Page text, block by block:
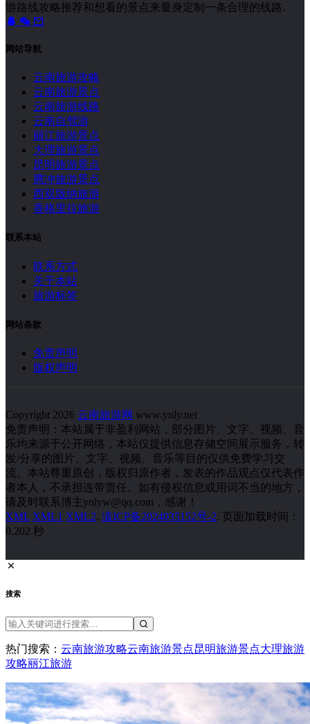
游路线攻略推荐和想看的景点来量身定制一条合理的线路.
网站导航
云南旅游攻略
云南旅游景点
云南旅游线路
云南自驾游
丽江旅游景点
大理旅游景点
昆明旅游景点
腾冲旅游景点
西双版纳旅游
香格里拉旅游
联系本站
联系方式
关于本站
旅游标签
网站条款
免责声明
版权声明
Copyright 2026 云南旅游网 www.ynly.net
免责声明：本站属于非盈利网站，部分图片、文字、视频、音
乐均来源于公开网络，本站仅提供信息存储空间展示服务，转
发/分享的图片、文字、视频、音乐等目的仅供免费学习交
流。本站尊重原创，版权归原作者，发表的作品观点仅代表作
者本人，不承担连带责任。如有侵权信息或用词不当的地方，
请及时联系博主ynlyw@qq.com，感谢！
XML XML1 XML2. 滇ICP备2024035152号-2. 页面加载时间：
0.202 秒
搜索
热门搜索： 云南旅游攻略云南旅游景点昆明旅游景点大理旅游
攻略丽江旅游